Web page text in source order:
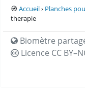
🧭 Accueil› Planches
therapie
Biomètre
Licence CC